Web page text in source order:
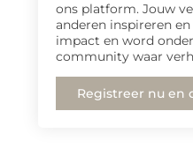
ons platform. Jouw
anderen inspireren
impact en word
community waar
Registreer nu en